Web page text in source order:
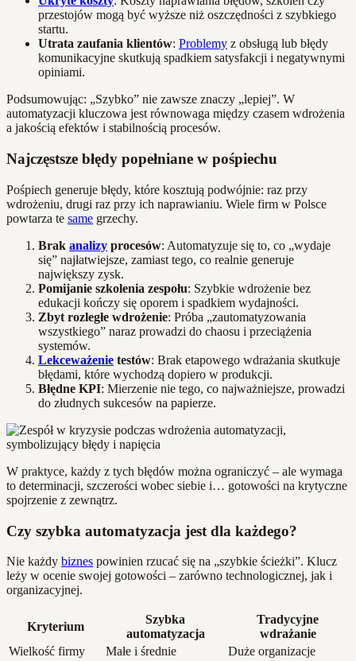
przestojów mogą być wyższe niż oszczędności z szybkiego
startu.
Utrata zaufania klientów: Problemy z obsługą lub błędy
komunikacyjne skutkują spadkiem satysfakcji i negatywnymi
opiniami.
Podsumowując: „Szybko” nie zawsze znaczy „lepiej”. W
automatyzacji kluczowa jest równowaga między czasem wdrożenia
a jakością efektów i stabilnością procesów.
Najczęstsze błędy popełniane w pośpiechu
Pośpiech generuje błędy, które kosztują podwójnie: raz przy
wdrożeniu, drugi raz przy ich naprawianiu. Wiele firm w Polsce
powtarza te same grzechy.
Brak analizy procesów: Automatyzuje się to, co „wydaje
się” najłatwiejsze, zamiast tego, co realnie generuje
największy zysk.
Pomijanie szkolenia zespołu: Szybkie wdrożenie bez
edukacji kończy się oporem i spadkiem wydajności.
Zbyt rozległe wdrożenie: Próba „zautomatyzowania
wszystkiego” naraz prowadzi do chaosu i przeciążenia
systemów.
Lekceważenie testów: Brak etapowego wdrażania skutkuje
błędami, które wychodzą dopiero w produkcji.
Błędne KPI: Mierzenie nie tego, co najważniejsze, prowadzi
do złudnych sukcesów na papierze.
W praktyce, każdy z tych błędów można ograniczyć – ale wymaga
to determinacji, szczerości wobec siebie i… gotowości na krytyczne
spojrzenie z zewnątrz.
Czy szybka automatyzacja jest dla każdego?
Nie każdy biznes powinien rzucać się na „szybkie ścieżki”. Klucz
leży w ocenie swojej gotowości – zarówno technologicznej, jak i
organizacyjnej.
Kryterium
Szybka
automatyzacja
Tradycyjne
wdrażanie
Wielkość firmy
Małe i średnie
Duże organizacje